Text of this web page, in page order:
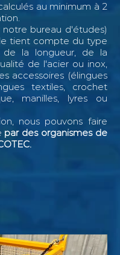
au minimum à 2
bureau d'études)
tient compte du type
la longueur, de la
de l'acier ou inox,
accessoires (élingues
textiles, crochet
manilles, lyres ou
nous pouvons faire
par des organismes de